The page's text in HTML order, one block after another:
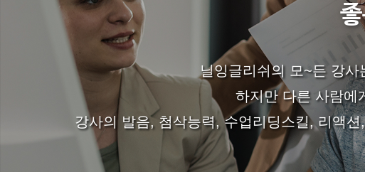
닐잉글리쉬의 모~든 강
하지만 다른 사람에
강사의 발음, 첨삭능력, 수업리딩스킬, 리액